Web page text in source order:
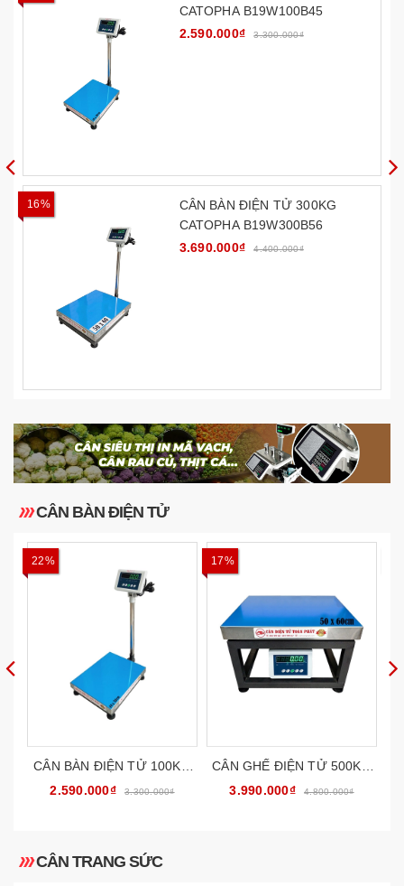
CATOPHA B19W100B45
2.590.000₫
3.300.000₫
16%
CÂN BÀN ĐIỆN TỬ 300KG
CATOPHA B19W300B56
3.690.000₫
4.400.000₫
CÂN BÀN ĐIỆN TỬ
22%
CÂN BÀN ĐIỆN TỬ 100KG
CATOPHA B19W100B45
2.590.000₫ 3.300.000₫
17%
CÂN GHẾ ĐIỆN TỬ 500KG
CATOPHA B19W500G56
3.990.000₫ 4.800.000₫
CÂN TRANG SỨC